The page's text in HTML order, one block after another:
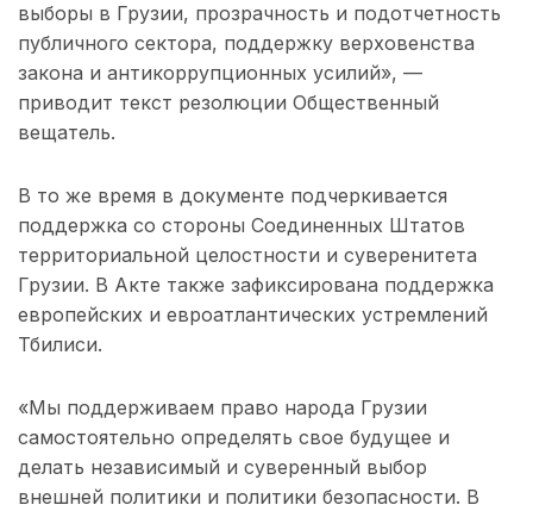
выборы в Грузии, прозрачность и подотчетность
публичного сектора, поддержку верховенства
закона и антикоррупционных усилий», —
приводит текст резолюции Общественный
вещатель.
В то же время в документе подчеркивается
поддержка со стороны Соединенных Штатов
территориальной целостности и суверенитета
Грузии. В Акте также зафиксирована поддержка
европейских и евроатлантических устремлений
Тбилиси.
«Мы поддерживаем право народа Грузии
самостоятельно определять свое будущее и
делать независимый и суверенный выбор
внешней политики и политики безопасности. В